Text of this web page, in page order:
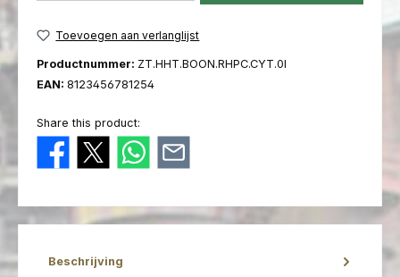
Toevoegen aan verlanglijst
Productnummer: ZT.HHT.BOON.RHPC.CYT.0I
EAN: 8123456781254
Share this product:
Beschrijving